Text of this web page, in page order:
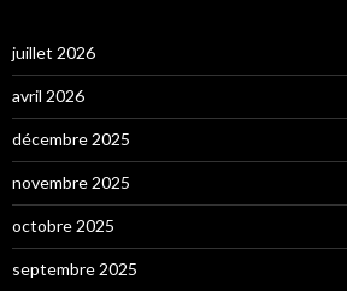
juillet 2026
avril 2026
décembre 2025
novembre 2025
octobre 2025
septembre 2025